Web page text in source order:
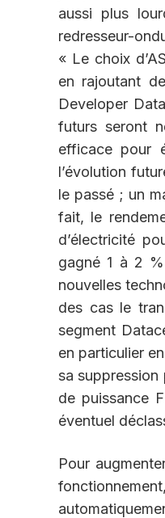
aussi plus
redresseur-
« Le choix
en rajoutant
Developer
futurs seront
efficace pour
l’évolution
le passé ; un
fait, le
d’électricité
gagné 1 à 2
nouvelles
des cas le
segment
en particulier
sa suppression
de puissance
éventuel
Pour